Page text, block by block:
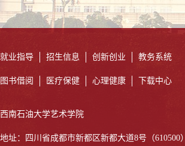
就业指导 招生信息 创新创业 教务系统
图书借阅 医疗保健 心理健康 下载中心
西南石油大学艺术学院
地址：四川省成都市新都区新都大道8号（610500）